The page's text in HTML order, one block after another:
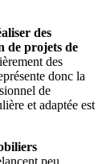
des
de projets de
des
donc la
de
et adaptée est
peu,